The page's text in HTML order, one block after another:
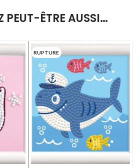
PEUT-ÊTRE AUSSI…
RUPTURE